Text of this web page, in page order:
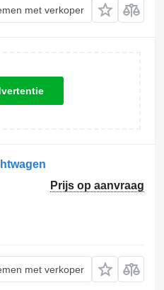
met verkoper
Prijs op aanvraag
met verkoper